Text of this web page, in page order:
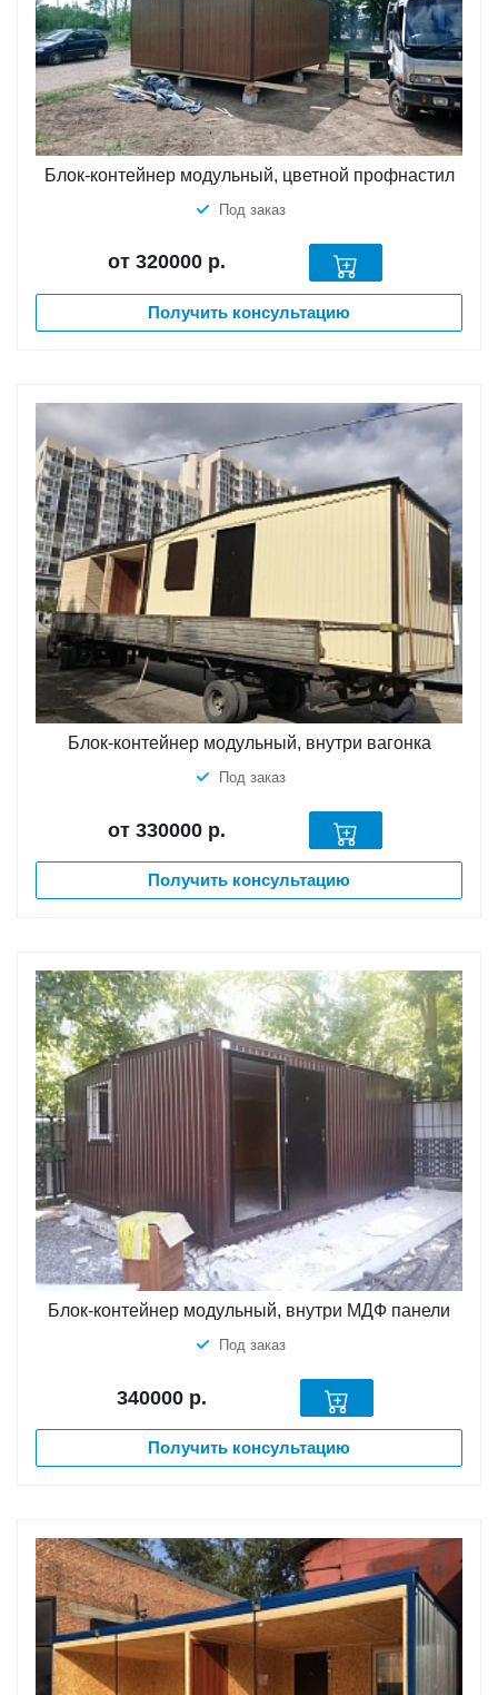
Блок-контейнер модульный, цветной профнастил
Под заказ
от 320000 р.
Получить консультацию
Блок-контейнер модульный, внутри вагонка
Под заказ
от 330000 р.
Получить консультацию
Блок-контейнер модульный, внутри МДФ панели
Под заказ
340000 р.
Получить консультацию